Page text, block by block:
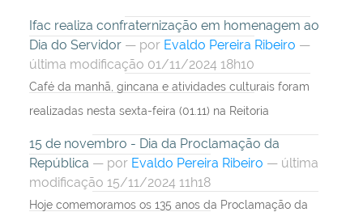
Ifac realiza confraternização em homenagem ao
Dia do Servidor — por Evaldo Pereira Ribeiro —
última modificação 01/11/2024 18h10
Café da manhã, gincana e atividades culturais foram
realizadas nesta sexta-feira (01.11) na Reitoria
15 de novembro - Dia da Proclamação da
República — por Evaldo Pereira Ribeiro — última
modificação 15/11/2024 11h18
Hoje comemoramos os 135 anos da Proclamação da